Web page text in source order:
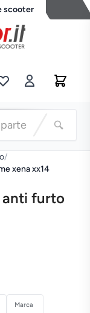
scooter
/
xena xx14
anti furto
Marca